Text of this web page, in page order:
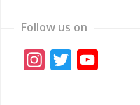
Follow us on
Instagram
Twitter